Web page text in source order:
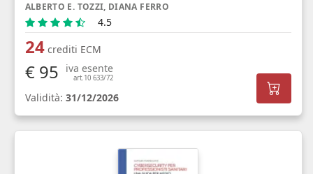
ALBERTO E. TOZZI, DIANA FERRO
4.5
24crediti ECM
€ 95 iva esente
art.10 633/72
Validità: 31/12/2026